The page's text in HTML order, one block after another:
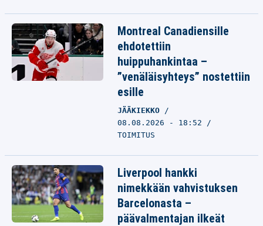
Montreal Canadiensille
ehdotettiin
huippuhankintaa –
”venäläisyhteys” nostettiin
esille
JÄÄKIEKKO
08.08.2026 - 18:52
TOIMITUS
Liverpool hankki
nimekkään vahvistuksen
Barcelonasta –
päävalmentajan ilkeät